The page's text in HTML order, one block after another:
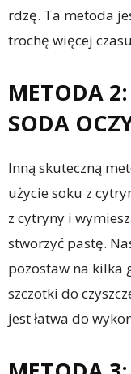
rdzę. Ta metoda
trochę więcej
METODA
SODA
Inną skuteczną
użycie soku z
z cytryny i
stworzyć pastę.
pozostaw na kilka
szczotki do
jest łatwa do